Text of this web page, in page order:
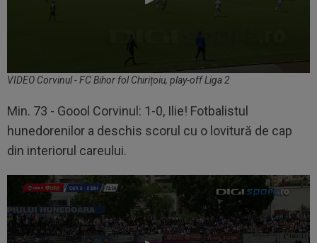
VIDEO Corvinul - FC Bihor fol Chirițoiu, play-off Liga 2
Min. 73 - Goool Corvinul: 1-0, Ilie! Fotbalistul
hunedorenilor a deschis scorul cu o lovitură de cap
din interiorul careului.